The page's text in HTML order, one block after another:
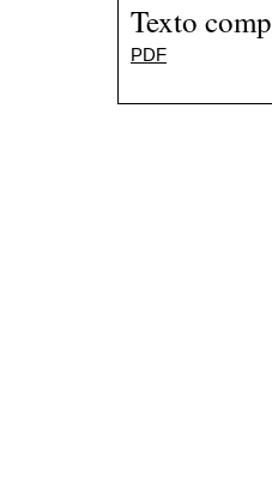
Texto
PDF